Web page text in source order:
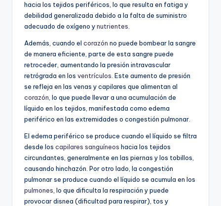
hacia los tejidos periféricos, lo que resulta en fatiga y
debilidad generalizada debido a la falta de suministro
adecuado de oxígeno ynutrientes
Además, cuando el corazón no puede bombear la sangre
de manera eficiente, parte de esta sangre puede
retroceder, aumentando la presión intravascular
retrógrada en los ventrículos . Este aumento de presión
se refleja en las venas y capilares que alimentan al
corazón , lo que puede llevar a una acumulación de
líquido en los tejidos, manifestada como edema
periférico en las extremidades o congestión pulmonar.
El edema periférico se produce cuando el líquido se filtra
desde los capilares sanguíneos hacia los tejidos
circundantes, generalmente en las piernas y los tobillos,
causando hinchazón. Por otro lado, la congestión
pulmonar se produce cuando el líquido se acumula en los
pulmones , lo que dificulta la respiración y puede
provocar disnea (dificultad para respirar), tos y